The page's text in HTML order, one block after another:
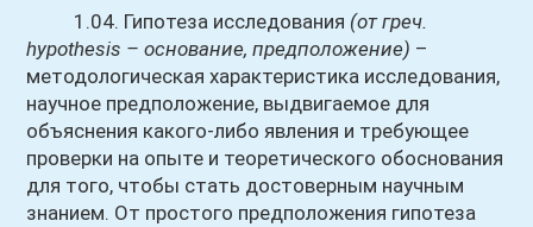
1.04. Гипотеза исследования (от греч.
hypothesis – основание, предположение) –
методологическая характеристика исследования,
научное предположение, выдвигаемое для
объяснения какого-либо явления и требующее
проверки на опыте и теоретического обоснования
для того, чтобы стать достоверным научным
знанием. От простого предположения гипотеза